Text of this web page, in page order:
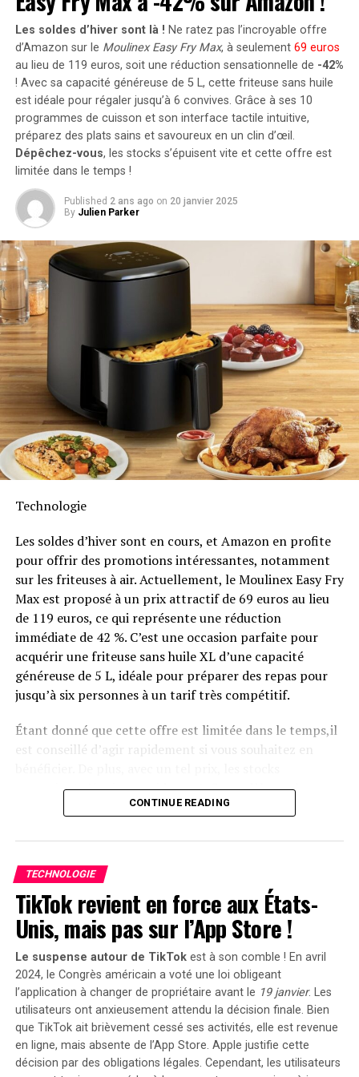
Une Portée Élargie
Actuellement, la société prend en charge plus de 56 000
patients à travers ses partenaires, collaborant avec plus
de 30 hôpitaux publics et privés au Nigeria et au Kenya,
y compris l’Hôpital Universitaire de Ibadan, l’Hôpital
d’Enseignement Aminu Kano (AKTH) à Kano, l’Hôpital
d’Enseignement de Babcock à Ogun, et le Groupe de
Santé Meridian à Nairobi.
Investissement et Avenir
Ce tour de financement a été dirigé par Microtraction,
avec la participation de Plug and Play Ventures, Jaza
Rift Ventures, Octopus Ventures, Africa Health
Ventures, OpenseedVC, Pi Campus, Alumni Angel et
Baker Bridge Capital.
RELATED TOPICS: IA INTRON HEALTH
LEVÉE DE FONDS
NIGÉRIA
Aux Jeux Olympiques d’Été 2024, l’IA a les yeux rivés sur
vous !
DON'T MISS
Airtel Africa affiche un bénéfice de 31 millions de
contraires persistent sur un marché clé !
2400 watts . Pour les utilisateurs nécessitant davantage
de stockage énergétique, il est possible d’intégrer
jusqu’à cinq batteries supplémentaires de 1,6
kilowattheure chacune, augmentant la capacité totale à
9,6 kilowattheures.
Intégration dans un Écosystème
Intelligent
Le Solarbank 2 AC s’intègre parfaitement dans un
écosystème énergétique intelligent grâce à sa
compatibilité avec le compteur Anker SOLIX Smart et
les prises intelligentes proposées par Anker. cette
fonctionnalité permet une gestion optimisée de la
consommation électrique tout en réduisant les pertes
énergétiques inutiles. De plus, Anker SOLIX prévoit
d’étendre cette compatibilité aux dispositifs Shelly.
Durabilité et Résistance aux
Intempéries
Anker SOLIX met également l’accent sur la longévité du
Solarbank 2 AC. Conçu pour supporter au moins6000
cycles de charge, cet appareil a une durée de vie
garantie fabricant décennale et possède une
certification IP65 qui assure sa résistance face aux
intempéries tout en étant capable de fonctionner dans
des températures variant entre -20 °C et +55 °C.
Disponibilité et Offres
Promotionnelles
Le solarbank 2 AC est disponible sur le site officiel
d’Anker SOLIX ainsi que sur Amazon au prix standard de
« early bird » sera active du20 janvier au 23 février
2025, permettant aux acheteurs intéressés d’acquérir
également un compteur Anker SOLIX Smart offert pour
chaque commande passée durant cette période spéciale.
le Solarbank 2 AC représente une avancée significative
dans le domaine du stockage énergétique domestique
grâce à ses caractéristiques techniques avancées et son
engagement envers la durabilité environnementale.
Les soldes d’hiver sont là ! Ne ratez pas l’incroyable offre
d’Amazon sur le Moulinex Easy Fry Max, à seulement 69 euros
au lieu de 119 euros, soit une réduction sensationnelle de -42%
! Avec sa capacité généreuse de 5 L, cette friteuse sans huile
est idéale pour régaler jusqu’à 6 convives. Grâce à ses 10
programmes de cuisson et son interface tactile intuitive,
préparez des plats sains et savoureux en un clin d’œil.
Dépêchez-vous, les stocks s’épuisent vite et cette offre est
limitée dans le temps !
Published 2 ans ago on 20 janvier 2025
By Julien Parker
Technologie
Les soldes d’hiver sont en cours, et Amazon en profite
pour offrir des promotions intéressantes, notamment
sur les friteuses à air. Actuellement, le Moulinex Easy Fry
Max est proposé à un prix attractif de 69 euros au lieu
de 119 euros, ce qui représente une réduction
immédiate de 42 %. C’est une occasion parfaite pour
acquérir une friteuse sans huile XL d’une capacité
généreuse de 5 L, idéale pour préparer des repas pour
jusqu’à six personnes à un tarif très compétitif.
Étant donné que cette offre est limitée dans le temps,il
est conseillé d’agir rapidement si vous souhaitez en
pourraient s’épuiser rapidement. Ce modèle se classe
parmi les meilleures ventes sur Amazon avec plus de
Profitez des offres sur Amazon
Amazon propose également lalivraison gratuiteet
rapide pour cet article qui bénéficie d’une garantie de
deux ans. En outre, il existe une option de paiement
échelonné en quatre fois sans frais sur ce modèle. Enfin,
sachez que vous avez la possibilité de changer d’avis et
retourner le produit gratuitement dans un délai de 30
jours afin d’obtenir unremboursement intégral.
Moulinex Easy Fry Max : cuisinez
CONTINUE READING
TECHNOLOGIE
TikTok revient en force aux États-
Unis, mais pas sur l’App Store !
Le suspense autour de TikTokest à son comble ! En avril
2024, le Congrès américain a voté une loi obligeant
l’application à changer de propriétaire avant le 19 janvier. Les
utilisateurs ont anxieusement attendu la décision finale. Bien
que TikTok ait brièvement cessé ses activités, elle est revenue
en ligne, mais absente de l’App Store. Apple justifie cette
décision par des obligations légales. Cependant, les utilisateurs